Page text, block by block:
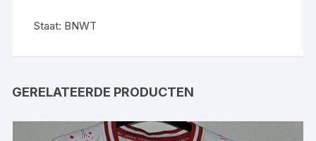
Staat: BNWT
GERELATEERDE PRODUCTEN